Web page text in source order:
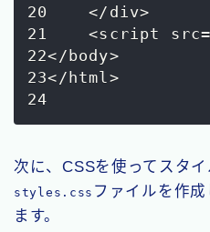
20    </div>
21    <script
22</body>
23</html>
次に、CSSを使ってスタイ
styles.css ファイルを作
ます。